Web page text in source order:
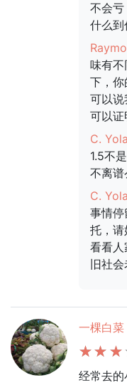
不会亏
什么到
味有
下，
可以
可以证
C.
1.5不
不离谱
C.
事情
托，请
看看
旧社
一棵白菜
经常去